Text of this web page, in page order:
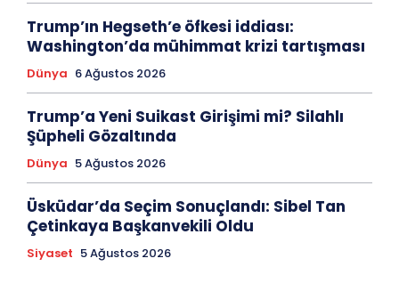
Trump’ın Hegseth’e öfkesi iddiası:
Washington’da mühimmat krizi tartışması
Dünya 6 Ağustos 2026
Trump’a Yeni Suikast Girişimi mi? Silahlı
Şüpheli Gözaltında
Dünya 5 Ağustos 2026
Üsküdar’da Seçim Sonuçlandı: Sibel Tan
Çetinkaya Başkanvekili Oldu
Siyaset 5 Ağustos 2026